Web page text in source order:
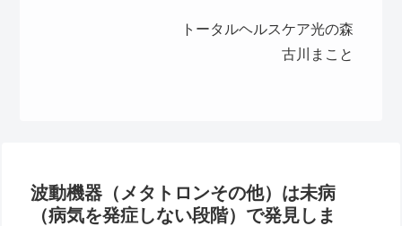
トータルヘルスケア光の森
古川まこと
波動機器（メタトロンその他）は未病
（病気を発症しない段階）で発見しま